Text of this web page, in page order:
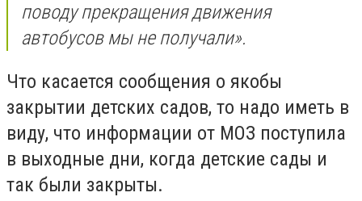
поводу прекращения движения
автобусов мы не получали».
Что касается сообщения о якобы
закрытии детских садов, то надо иметь в
виду, что информации от МОЗ поступила
в выходные дни, когда детские сады и
так были закрыты.